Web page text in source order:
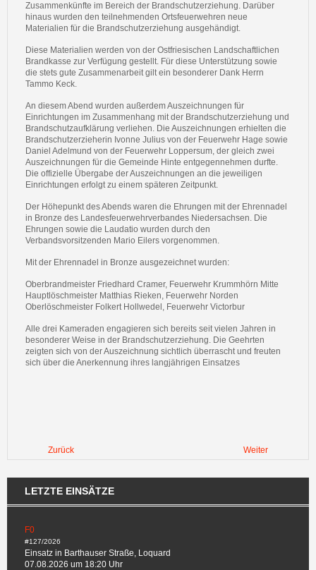
Zusammenkünfte im Bereich der Brandschutzerziehung. Darüber
hinaus wurden den teilnehmenden Ortsfeuerwehren neue
Materialien für die Brandschutzerziehung ausgehändigt.
Diese Materialien werden von der Ostfriesischen Landschaftlichen
Brandkasse zur Verfügung gestellt. Für diese Unterstützung sowie
die stets gute Zusammenarbeit gilt ein besonderer Dank Herrn
Tammo Keck.
An diesem Abend wurden außerdem Auszeichnungen für
Einrichtungen im Zusammenhang mit der Brandschutzerziehung und
Brandschutzaufklärung verliehen. Die Auszeichnungen erhielten die
Brandschutzerzieherin Ivonne Julius von der Feuerwehr Hage sowie
Daniel Adelmund von der Feuerwehr Loppersum, der gleich zwei
Auszeichnungen für die Gemeinde Hinte entgegennehmen durfte.
Die offizielle Übergabe der Auszeichnungen an die jeweiligen
Einrichtungen erfolgt zu einem späteren Zeitpunkt.
Der Höhepunkt des Abends waren die Ehrungen mit der Ehrennadel
in Bronze des Landesfeuerwehrverbandes Niedersachsen. Die
Ehrungen sowie die Laudatio wurden durch den
Verbandsvorsitzenden Mario Eilers vorgenommen.
Mit der Ehrennadel in Bronze ausgezeichnet wurden:
Oberbrandmeister Friedhard Cramer, Feuerwehr Krummhörn Mitte
Hauptlöschmeister Matthias Rieken, Feuerwehr Norden
Oberlöschmeister Folkert Hollwedel, Feuerwehr Victorbur
Alle drei Kameraden engagieren sich bereits seit vielen Jahren in
besonderer Weise in der Brandschutzerziehung. Die Geehrten
zeigten sich von der Auszeichnung sichtlich überrascht und freuten
sich über die Anerkennung ihres langjährigen Einsatzes
Zurück Weiter
LETZTE EINSÄTZE
F0
#127/2026
Einsatz in Barthauser Straße, Loquard
07.08.2026 um 18:20 Uhr